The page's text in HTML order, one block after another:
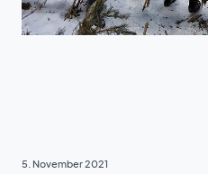
5. November 2021